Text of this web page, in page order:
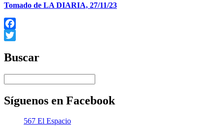
Tomado de LA DIARIA, 27/11/23
Facebook
Buscar
Síguenos en Facebook
567 El Espacio